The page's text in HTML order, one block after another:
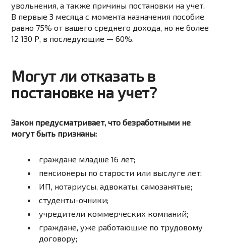
увольнения, а также причины постановки на учет.
В первые 3 месяца с момента назначения пособие
равно 75% от вашего среднего дохода, но не более
12 130 Р, в последующие — 60%.
Могут ли отказать в
постановке на учет?
Закон предусматривает, что безработными не
могут быть признаны:
граждане младше 16 лет;
пенсионеры по старости или выслуге лет;
ИП, нотариусы, адвокаты, самозанятые;
студенты-очники;
учредители коммерческих компаний;
граждане, уже работающие по трудовому
договору;